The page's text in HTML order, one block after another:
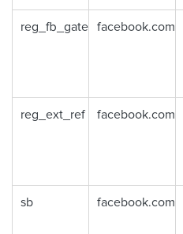
reg_fb_gate facebook.com
reg_ext_ref facebook.com
sb facebook.com